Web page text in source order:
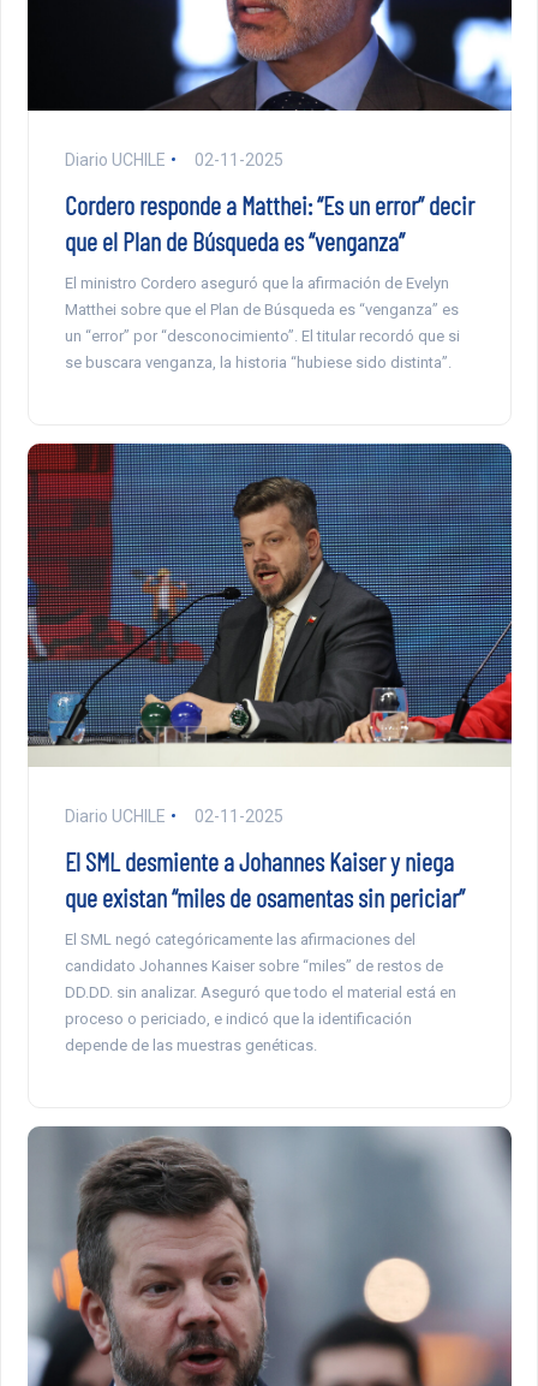
Diario UCHILE 02-11-2025
Cordero responde a Matthei: “Es un error” decir
que el Plan de Búsqueda es “venganza”
El ministro Cordero aseguró que la afirmación de Evelyn
Matthei sobre que el Plan de Búsqueda es “venganza” es
un “error” por “desconocimiento”. El titular recordó que si
se buscara venganza, la historia “hubiese sido distinta”.
Diario UCHILE 02-11-2025
El SML desmiente a Johannes Kaiser y niega
que existan “miles de osamentas sin periciar”
El SML negó categóricamente las afirmaciones del
candidato Johannes Kaiser sobre “miles” de restos de
DD.DD. sin analizar. Aseguró que todo el material está en
proceso o periciado, e indicó que la identificación
depende de las muestras genéticas.